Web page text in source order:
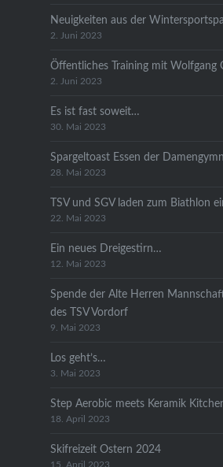
Neuigkeiten aus der
2. Juni 2023
Öffentliches Training mit Wolfgang
2. Juni 2023
Es ist fast soweit…
30. Mai 2023
Spargeltoast Essen der
28. Mai 2023
TSV und SGV laden zum Biathlon
22. Mai 2023
Ein neues Dreigestirn…
12. Mai 2023
Spende der Alte Herren
des TSV Vordorf
9. Mai 2023
Los geht’s…
3. Mai 2023
Step Aerobic meets Keramik
18. April 2023
Skifreizeit Ostern 2024